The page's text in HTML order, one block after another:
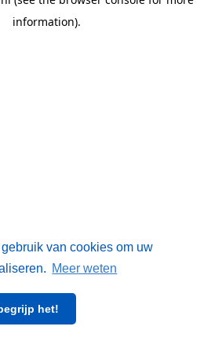
van cookies om uw
Meer weten
het!
information).